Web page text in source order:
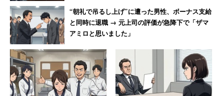
約3割「地域に外国人住民が増えるのはよくな
い」と回答
“朝礼で吊るし上げ”に遭った男性、ボーナス支給
と同時に退職 → 元上司の評価が急降下で「ザマ
アミロと思いました」